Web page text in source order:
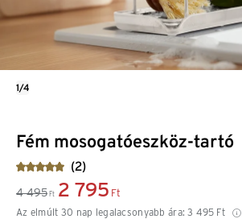
Fém mosogatóeszköz-tartó
(2)
4 495 Ft 2 795 Ft
Az elmúlt 30 nap legalacsonyabb ára: 3 495 Ft
1/4